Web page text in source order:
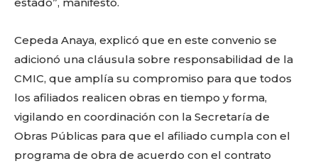
Cepeda Anaya, explicó que en este convenio se
adicionó una cláusula sobre responsabilidad de la
CMIC, que amplía su compromiso para que todos
los afiliados realicen obras en tiempo y forma,
vigilando en coordinación con la Secretaría de
Obras Públicas para que el afiliado cumpla con el
programa de obra de acuerdo con el contrato